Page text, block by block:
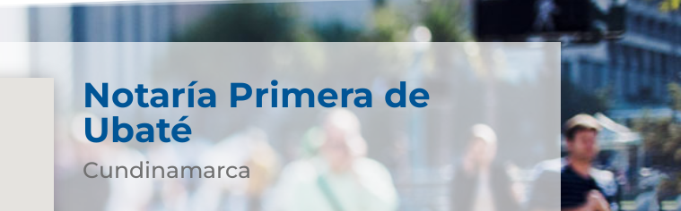
Notaría Primera de
Ubaté
Cundinamarca